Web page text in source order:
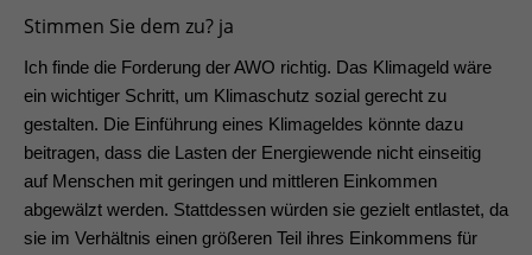
Stimmen Sie dem zu? ja
Ich finde die Forderung der AWO richtig. Das Klimageld wäre
ein wichtiger Schritt, um Klimaschutz sozial gerecht zu
gestalten. Die Einführung eines Klimageldes könnte dazu
beitragen, dass die Lasten der Energiewende nicht einseitig
auf Menschen mit geringen und mittleren Einkommen
abgewälzt werden. Stattdessen würden sie gezielt entlastet, da
sie im Verhältnis einen größeren Teil ihres Einkommens für